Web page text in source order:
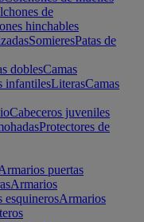
de
hinchables
SomieresPatas de
doblesCamas
infantilesLiterasCamas
Cabeceros juveniles
Protectores de
puertas
Armarios
esquinerosArmarios